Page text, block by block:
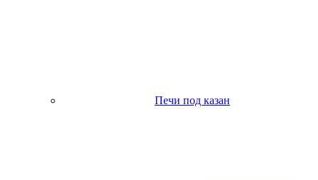
Печи под казан